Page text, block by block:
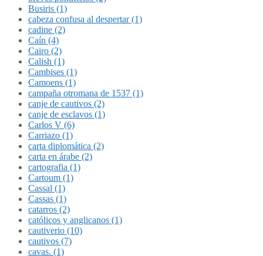
Busiris (1)
cabeza confusa al despertar (1)
cadine (2)
Caín (4)
Cairo (2)
Calish (1)
Cambises (1)
Camoens (1)
campaña otromana de 1537 (1)
canje de cautivos (2)
canje de esclavos (1)
Carlos V (6)
Carriazo (1)
carta diplomática (2)
carta en árabe (2)
cartografia (1)
Cartoum (1)
Cassal (1)
Cassas (1)
catarros (2)
católicos y anglicanos (1)
cautiverio (10)
cautivos (7)
cavas. (1)